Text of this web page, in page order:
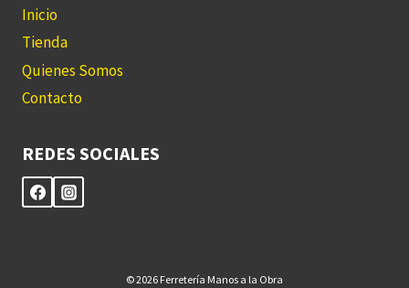
Inicio
Tienda
Quienes Somos
Contacto
REDES SOCIALES
© 2026 Ferretería Manos a la Obra